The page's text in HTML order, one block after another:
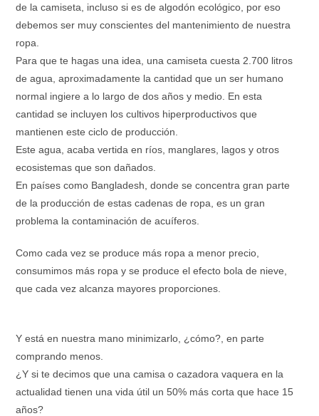
de la camiseta, incluso si es de algodón ecológico, por eso
debemos ser muy conscientes del mantenimiento de nuestra
ropa.
Para que te hagas una idea, una camiseta cuesta 2.700 litros
de agua, aproximadamente la cantidad que un ser humano
normal ingiere a lo largo de dos años y medio. En esta
cantidad se incluyen los cultivos hiperproductivos que
mantienen este ciclo de producción.
Este agua, acaba vertida en ríos, manglares, lagos y otros
ecosistemas que son dañados.
En países como Bangladesh, donde se concentra gran parte
de la producción de estas cadenas de ropa, es un gran
problema la contaminación de acuíferos.
Como cada vez se produce más ropa a menor precio,
consumimos más ropa y se produce el efecto bola de nieve,
que cada vez alcanza mayores proporciones.
Y está en nuestra mano minimizarlo, ¿cómo?, en parte
comprando menos.
¿Y si te decimos que una camisa o cazadora vaquera en la
actualidad tienen una vida útil un 50% más corta que hace 15
años?